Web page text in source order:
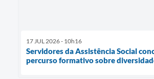
17 JUL 2026 - 10h16
Servidores da Assistência Social
percurso formativo sobre